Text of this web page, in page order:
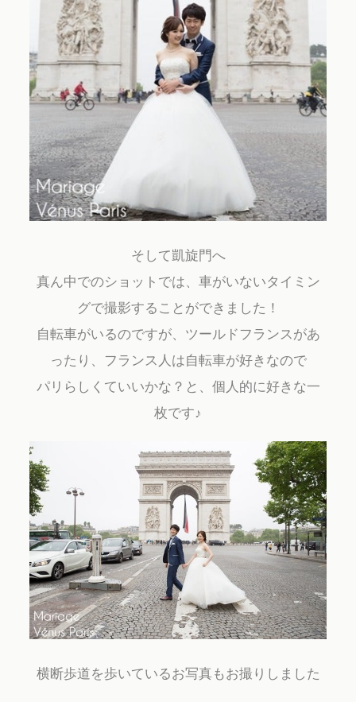
そして凱旋門へ
真ん中でのショットでは、車がいないタイミン
グで撮影することができました！
自転車がいるのですが、ツールドフランスがあ
ったり、フランス人は自転車が好きなので
パリらしくていいかな？と、個人的に好きな一
枚です♪
横断歩道を歩いているお写真もお撮りしました